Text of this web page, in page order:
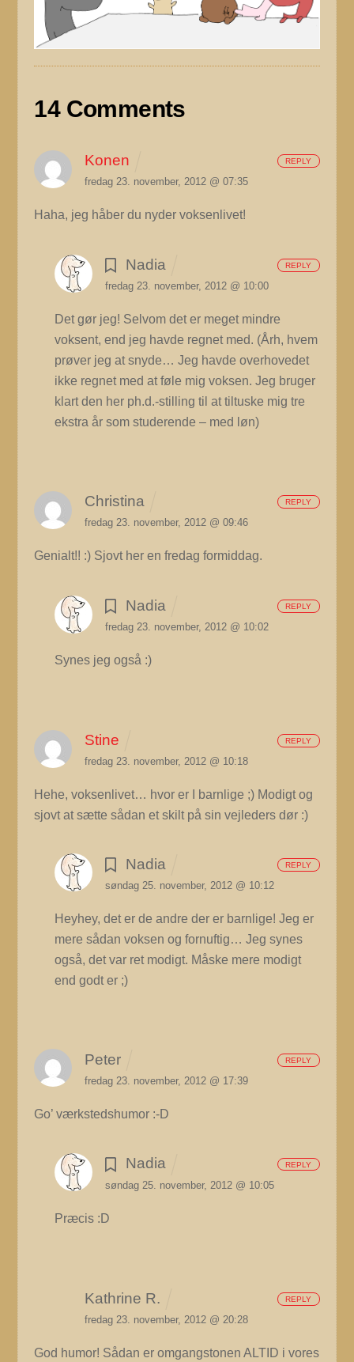
14 Comments
Konen
fredag 23. november, 2012 @ 07:35
Haha, jeg håber du nyder voksenlivet!
REPLY
Nadia
fredag 23. november, 2012 @ 10:00
Det gør jeg! Selvom det er meget mindre
voksent, end jeg havde regnet med. (Årh, hvem
prøver jeg at snyde… Jeg havde overhovedet
ikke regnet med at føle mig voksen. Jeg bruger
klart den her ph.d.-stilling til at tiltuske mig tre
ekstra år som studerende – med løn)
REPLY
Christina
fredag 23. november, 2012 @ 09:46
Genialt!! :) Sjovt her en fredag formiddag.
REPLY
Nadia
fredag 23. november, 2012 @ 10:02
Synes jeg også :)
REPLY
Stine
fredag 23. november, 2012 @ 10:18
Hehe, voksenlivet… hvor er I barnlige ;) Modigt og
sjovt at sætte sådan et skilt på sin vejleders dør :)
REPLY
Nadia
søndag 25. november, 2012 @ 10:12
Heyhey, det er de andre der er barnlige! Jeg er
mere sådan voksen og fornuftig… Jeg synes
også, det var ret modigt. Måske mere modigt
end godt er ;)
REPLY
Peter
fredag 23. november, 2012 @ 17:39
Go’ værkstedshumor :-D
REPLY
Nadia
søndag 25. november, 2012 @ 10:05
Præcis :D
REPLY
Kathrine R.
fredag 23. november, 2012 @ 20:28
God humor! Sådan er omgangstonen ALTID i vores
REPLY